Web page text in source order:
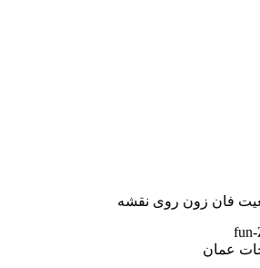
فان زون روی نقشه
عمان